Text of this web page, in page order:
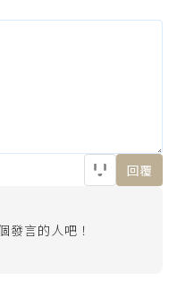
回覆
發言的人吧！